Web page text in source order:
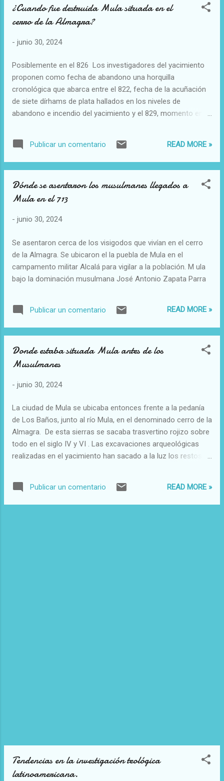
¿Cuando fue destruida Mula situada en el
cerro de la Almagra?
- junio 30, 2024
Posiblemente en el 826 Los investigadores del yacimiento
proponen como fecha de abandono una horquilla
cronológica que abarca entre el 822, fecha de la acuñación
de siete dírhams de plata hallados en los niveles de
abandono e incendio del yacimiento y el 829, momento en el
año del gobierno de al-Hakam I, no llegaron a ser
fragmentadas por lo que se perdieron u ocultaron al poco
tiempo de su emisión.
Publicar un comentario READ MORE »
Dónde se asentaron los musulmanes llegados a
Mula en el 713
- junio 30, 2024
Se asentaron cerca de los visigodos que vivían en el cerro
de la Almagra. Se ubicaron el la puebla de Mula en el
campamento militar Alcalá para vigilar a la población. M ula
bajo la dominación musulmana José Antonio Zapata Parra
Publicar un comentario READ MORE »
Donde estaba situada Mula antes de los
Musulmanes
- junio 30, 2024
La ciudad de Mula se ubicaba entonces frente a la pedanía
de Los Baños, junto al río Mula, en el denominado cerro de la
Almagra. De esta sierras se sacaba trasvertino rojizo sobre
todo en el siglo IV y VI . Las excavaciones arqueológicas
realizadas en el yacimiento han sacado a la luz los restos de
Según las últimas investigaciones, esta ciudad sería la que
encontraron los conquistadores a comienzos del siglo VIII
tras la firma del Pacto de Tudmir en el año 713. Mula bajo la
Publicar un comentario READ MORE »
Tendencias en la investigación teológica
latinoamericana.